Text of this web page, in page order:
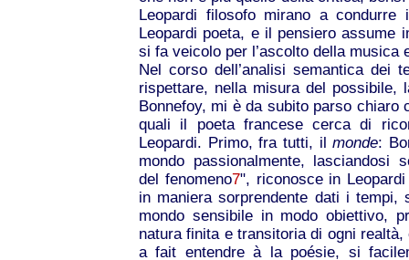
Leopardi filosofo mirano a
Leopardi poeta, e il pensiero assume
si fa veicolo per l’ascolto della musica
Nel corso dell’analisi semantica dei
rispettare, nella misura del possibile,
Bonnefoy, mi è da subito parso chiaro
quali il poeta francese cerca di
Leopardi. Primo, fra tutti, il monde:
mondo passionalmente, lasciandosi
del fenomeno7", riconosce in
in maniera sorprendente dati i
mondo sensibile in modo obiettivo,
natura finita e transitoria di ogni
a fait entendre à la poésie, si